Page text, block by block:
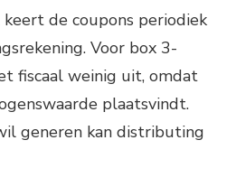
de coupons periodiek
Voor box 3-
fiscaal weinig uit, omdat
plaatsvindt.
generen kan distributing